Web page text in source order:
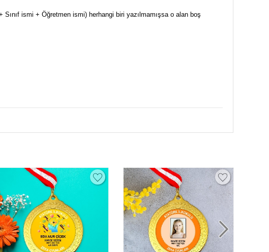
ismi + Öğretmen ismi) herhangi biri yazılmamışsa o alan boş